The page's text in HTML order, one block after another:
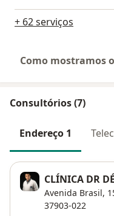
+ 62 serviços
Como mostramos
Consultórios (7)
Endereço 1
CLÍNICA DR
Avenida Brasil,
37903-022